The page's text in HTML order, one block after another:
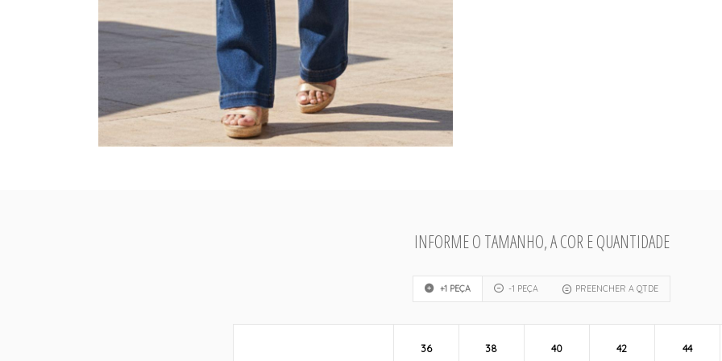
INFORME O TAMANHO, A COR E QUANTIDADE
+1 PEÇA -1 PEÇA PREENCHER A QTDE
36 38 40 42 44